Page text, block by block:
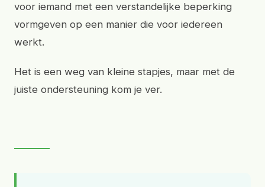
voor iemand met een verstandelijke beperking
vormgeven op een manier die voor iedereen
werkt.
Het is een weg van kleine stapjes, maar met de
juiste ondersteuning kom je ver.